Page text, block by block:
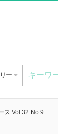
ー
ス Vol.32 No.9